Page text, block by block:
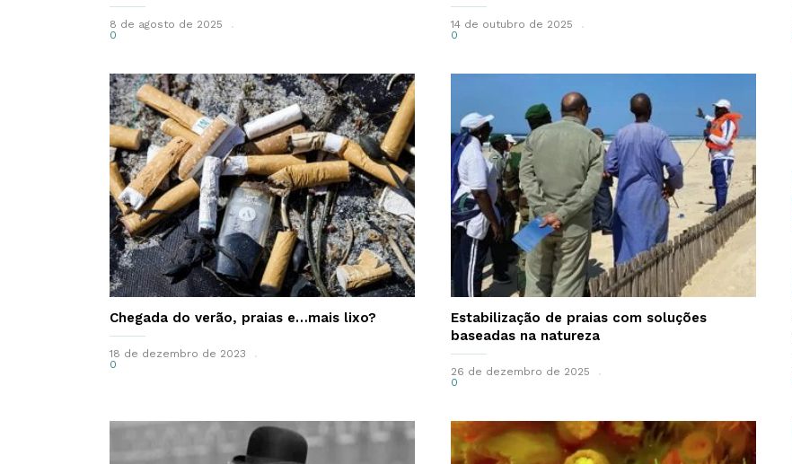
8 de agosto de 2025
0
14 de outubro de 2025
0
Chegada do verão, praias e…mais lixo?
18 de dezembro de 2023
0
Estabilização de praias com soluções
baseadas na natureza
26 de dezembro de 2025
0